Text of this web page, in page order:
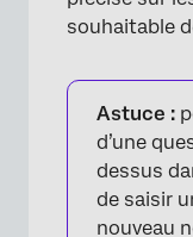
souhaitable
Astuce :
d’une
dessus
de saisir
nouveau